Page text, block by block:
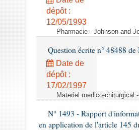
dépôt :
12/05/1993
Pharmacie - Johnson and
Question écrite n° 48488
Date de
dépôt :
17/02/1997
Materiel medico-chirurgical
N° 1493 - Rapport
en application de l'article 145